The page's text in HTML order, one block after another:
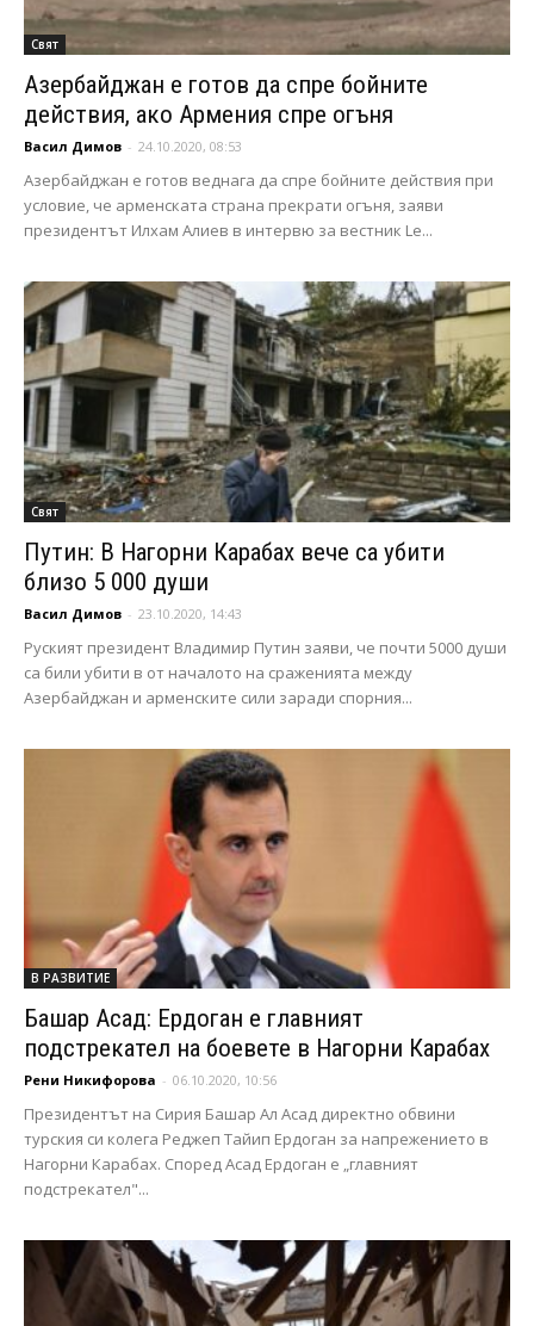
Свят
Азербайджан е готов да спре бойните
действия, ако Армения спре огъня
Васил Димов - 24.10.2020, 08:53
Азербайджан е готов веднага да спре бойните действия при
условие, че арменската страна прекрати огъня, заяви
президентът Илхам Алиев в интервю за вестник Le...
Свят
Путин: В Нагорни Карабах вече са убити
близо 5 000 души
Васил Димов - 23.10.2020, 14:43
Руският президент Владимир Путин заяви, че почти 5000 души
са били убити в от началото на сраженията между
Азербайджан и арменските сили заради спорния...
В РАЗВИТИЕ
Башар Асад: Ердоган е главният
подстрекател на боевете в Нагорни Карабах
Рени Никифорова - 06.10.2020, 10:56
Президентът на Сирия Башар Ал Асад директно обвини
турския си колега Реджеп Тайип Ердоган за напрежението в
Нагорни Карабах. Според Асад Ердоган е „главният
подстрекател"...